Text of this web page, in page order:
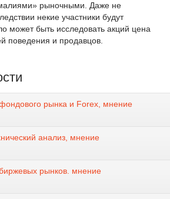
рыночными. Даже не
некие участники будут
может быть исследовать акций цена
поведения и продавцов.
рынка и Forex, мнение
анализ, мнение
рынков. мнение